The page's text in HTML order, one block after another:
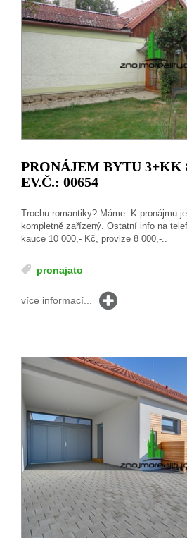
PRONÁJEM BYTU 3+KK
EV.Č.: 00654
Trochu romantiky? Máme. K pronájmu
kompletně zařízený. Ostatní info na
kauce 10 000,- Kč, provize 8 000,-..
pronajato
více informací...